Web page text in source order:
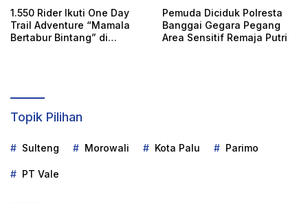
1.550 Rider Ikuti One Day
Trail Adventure “Mamala
Bertabur Bintang” di
Pemuda Diciduk Polresta
Banggai Gegara Pegang
Area Sensitif Remaja Putri
Topik Pilihan
Sulteng Morowali Kota Palu Parimo
PT Vale